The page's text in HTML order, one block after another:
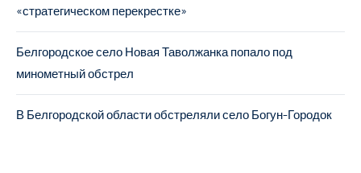
«стратегическом перекрестке»
Белгородское село Новая Таволжанка попало под
минометный обстрел
В Белгородской области обстреляли село Богун-Городок